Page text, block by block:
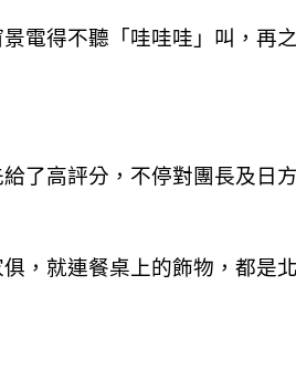
電得不聽「哇哇哇」叫，再
了高評分，不停對團長及日
，就連餐桌上的飾物，都是